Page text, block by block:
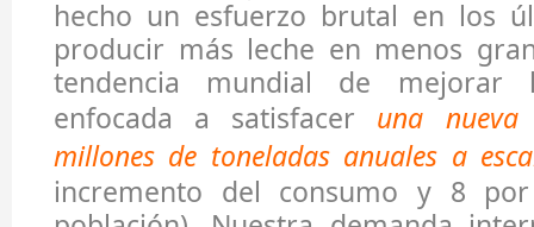
hecho un esfuerzo brutal en los
producir más leche en menos
tendencia mundial de mejorar
enfocada a satisfacer una
millones de toneladas anuales a
incremento del consumo y 8